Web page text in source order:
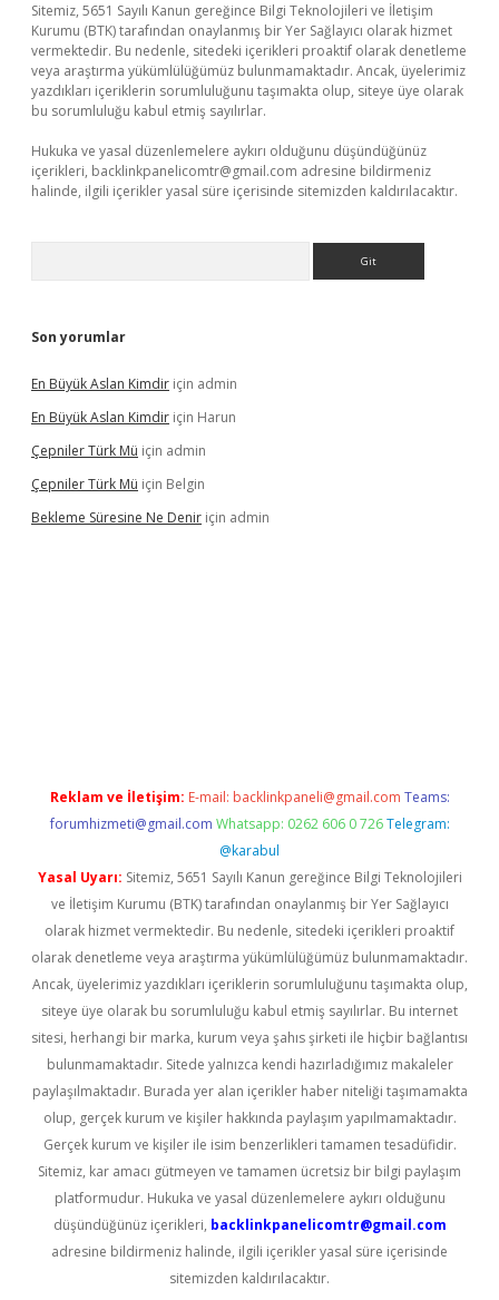
Sitemiz, 5651 Sayılı Kanun gereğince Bilgi Teknolojileri ve İletişim
Kurumu (BTK) tarafından onaylanmış bir Yer Sağlayıcı olarak hizmet
vermektedir. Bu nedenle, sitedeki içerikleri proaktif olarak denetleme
veya araştırma yükümlülüğümüz bulunmamaktadır. Ancak, üyelerimiz
yazdıkları içeriklerin sorumluluğunu taşımakta olup, siteye üye olarak
bu sorumluluğu kabul etmiş sayılırlar.
Hukuka ve yasal düzenlemelere aykırı olduğunu düşündüğünüz
içerikleri, backlinkpanelicomtr@gmail.com adresine bildirmeniz
halinde, ilgili içerikler yasal süre içerisinde sitemizden kaldırılacaktır.
Son yorumlar
En Büyük Aslan Kimdir için admin
En Büyük Aslan Kimdir için Harun
Çepniler Türk Mü için admin
Çepniler Türk Mü için Belgin
Bekleme Süresine Ne Denir için admin
Reklam ve İletişim: E-mail: backlinkpaneli@gmail.com Teams:
forumhizmeti@gmail.com Whatsapp: 0262 606 0 726 Telegram:
@karabul
Yasal Uyarı: Sitemiz, 5651 Sayılı Kanun gereğince Bilgi Teknolojileri
ve İletişim Kurumu (BTK) tarafından onaylanmış bir Yer Sağlayıcı
olarak hizmet vermektedir. Bu nedenle, sitedeki içerikleri proaktif
olarak denetleme veya araştırma yükümlülüğümüz bulunmamaktadır.
Ancak, üyelerimiz yazdıkları içeriklerin sorumluluğunu taşımakta olup,
siteye üye olarak bu sorumluluğu kabul etmiş sayılırlar. Bu internet
sitesi, herhangi bir marka, kurum veya şahıs şirketi ile hiçbir bağlantısı
bulunmamaktadır. Sitede yalnızca kendi hazırladığımız makaleler
paylaşılmaktadır. Burada yer alan içerikler haber niteliği taşımamakta
olup, gerçek kurum ve kişiler hakkında paylaşım yapılmamaktadır.
Gerçek kurum ve kişiler ile isim benzerlikleri tamamen tesadüfidir.
Sitemiz, kar amacı gütmeyen ve tamamen ücretsiz bir bilgi paylaşım
platformudur. Hukuka ve yasal düzenlemelere aykırı olduğunu
düşündüğünüz içerikleri, backlinkpanelicomtr@gmail.com
adresine bildirmeniz halinde, ilgili içerikler yasal süre içerisinde
sitemizden kaldırılacaktır.